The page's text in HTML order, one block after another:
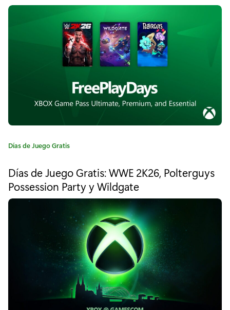
a
g
a
:
H
e
l
b
l
a
d
e
I
I
:
o
C
e
g
o
Días de Juego Gratis
Días de Juego Gratis: WWE 2K26, Polterguys
Possession Party y Wildgate